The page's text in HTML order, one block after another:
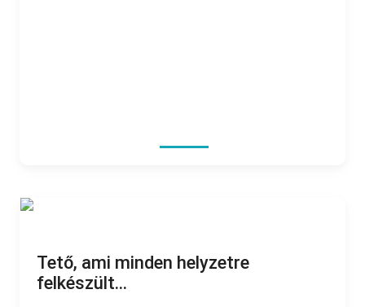
Tető, ami minden helyzetre
felkészült...